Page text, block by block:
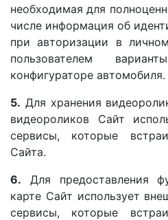
необходимая для
числе информация об
при авторизации в
пользователем
конфигураторе автомобиля.
5. Для хранения
видеороликов Сайт
сервисы, которые
Сайта.
6. Для предоставления
карте Сайт использует
сервисы, которые